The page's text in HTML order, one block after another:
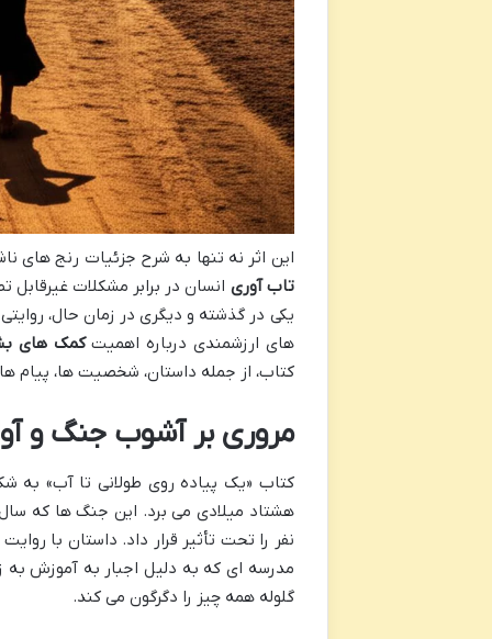
این اثر نه تنها به شرح جزئیات رنج های
تاب آوری انسان در برابر مشکلات غیرقابل
یکی در گذشته و دیگری در زمان حال،
های ارزشمندی درباره اهمیتکمک های
کتاب، از جمله داستان، شخصیت ها، پیام ها
مروری بر آشوب جنگ و
کتاب «یک پیاده روی طولانی تا آب» به
هشتاد میلادی می برد. این جنگ ها که سال
نفر را تحت تأثیر قرار داد. داستان با
مدرسه ای که به دلیل اجبار به آموزش
گلوله همه چیز را دگرگون می کند.